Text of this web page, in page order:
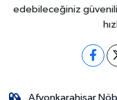
edebileceğiniz
Afyonkarahisar